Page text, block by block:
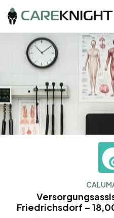
Friedrichsdorf –